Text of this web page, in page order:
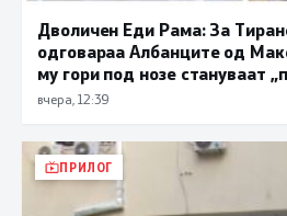
Дволичен Еди Рама: За
одговараа Албанците од
му гори под нозе стануваат
вчера, 12:39
ПРИЛОГ